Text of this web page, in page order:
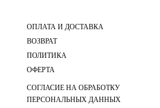
ОПЛАТА И ДОСТАВКА
ВОЗВРАТ
ПОЛИТИКА
ОФЕРТА
СОГЛАСИЕ НА ОБРАБОТКУ
ПЕРСОНАЛЬНЫХ ДАННЫХ